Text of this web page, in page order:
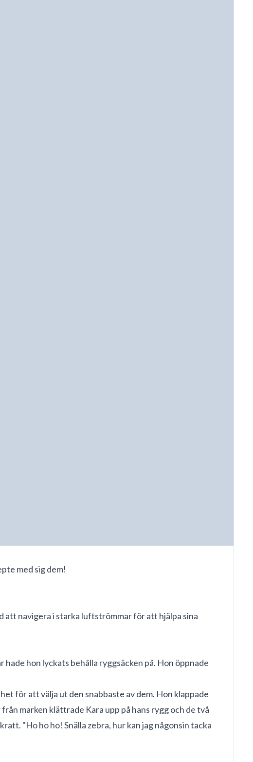
med sig dem!
att navigera i starka luftströmmar för att hjälpa sina
hon lyckats behålla ryggsäcken på. Hon öppnade
för att välja ut den snabbaste av dem. Hon klappade
marken klättrade Kara upp på hans rygg och de två
"Ho ho ho! Snälla zebra, hur kan jag någonsin tacka